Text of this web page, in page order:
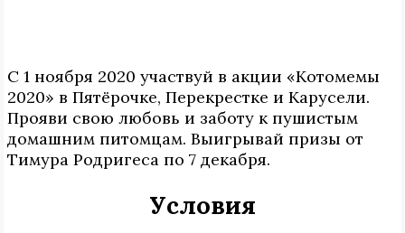
С 1 ноября 2020 участвуй в акции «Котомемы
2020» в Пятёрочке, Перекрестке и Карусели.
Прояви свою любовь и заботу к пушистым
домашним питомцам. Выигрывай призы от
Тимура Родригеса по 7 декабря.
Условия